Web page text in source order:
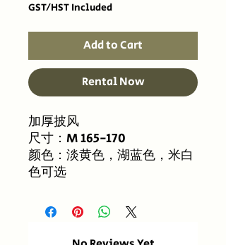
GST/HST Included
Add to Cart
Rental Now
加厚披风
尺寸：M 165-170
颜色：淡黄色，湖蓝色，米白
色可选